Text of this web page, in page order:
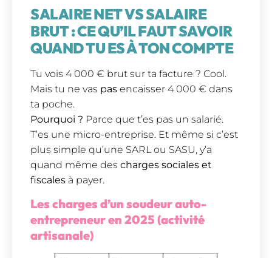
SALAIRE NET VS SALAIRE
BRUT : CE QU’IL FAUT SAVOIR
QUAND TU ES À TON COMPTE
Tu vois 4 000 € brut sur ta facture ? Cool.
Mais tu ne vas pas encaisser 4 000 € dans
ta poche.
Pourquoi ? Parce que t’es pas un salarié.
T’es une micro-entreprise. Et même si c’est
plus simple qu’une SARL ou SASU, y’a
quand même des charges sociales et
fiscales à payer.
Les charges d’un soudeur auto-
entrepreneur en 2025 (activité
artisanale)